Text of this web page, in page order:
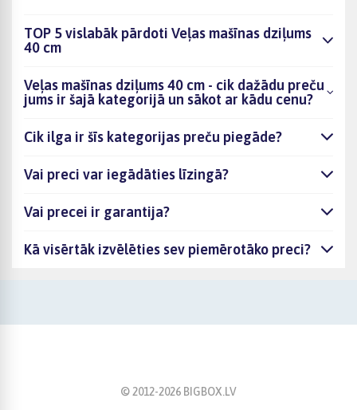
TOP 5 vislabāk pārdoti Veļas mašīnas dziļums
40 cm
Veļas mašīnas dziļums 40 cm - cik dažādu preču
jums ir šajā kategorijā un sākot ar kādu cenu?
Cik ilga ir šīs kategorijas preču piegāde?
Vai preci var iegādāties līzingā?
Vai precei ir garantija?
Kā visērtāk izvēlēties sev piemērotāko preci?
© 2012-2026 BIGBOX.LV